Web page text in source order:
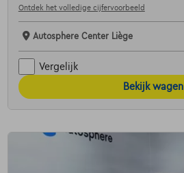
Ontdek het volledige cijfervoorbeeld
Autosphere Center Liège
Vergelijk
Bekijk wagen